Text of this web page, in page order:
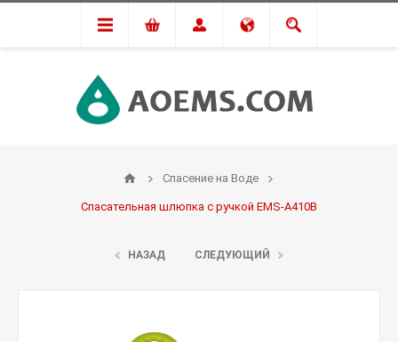
Спасение на Воде
Спасательная шлюпка с ручкой EMS-A410B
НАЗАД СЛЕДУЮЩИЙ